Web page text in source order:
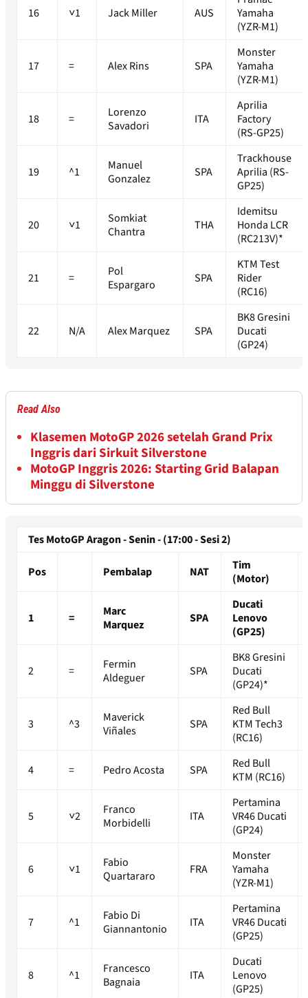
16 ˅1 Jack Miller AUS
Yamaha
(YZR-M1)
17 = Alex Rins SPA
Monster
Yamaha
(YZR-M1)
18 =
Lorenzo
Savadori
ITA
Aprilia
Factory
(RS-GP25)
19 ^1
Manuel
Gonzalez
SPA
Trackhouse
Aprilia (RS-
GP25)
20 ˅1
Somkiat
Chantra
THA
Idemitsu
Honda LCR
(RC213V)*
21 =
Pol
Espargaro
SPA
KTM Test
Rider
(RC16)
22 N/A Alex Marquez SPA
BK8 Gresini
Ducati
(GP24)
Read Also
Klasemen MotoGP 2026 setelah Grand Prix
Inggris dari Sirkuit Silverstone
MotoGP Inggris 2026: Starting Grid Balapan
Minggu di Silverstone
Tes MotoGP Aragon - Senin - (17:00 - Sesi 2)
Pos Pembalap NAT
Tim
(Motor)
1 =
Marc
Marquez
SPA
Ducati
Lenovo
(GP25)
2 =
Fermin
Aldeguer
SPA
BK8 Gresini
Ducati
(GP24)*
3 ^3
Maverick
Viñales
SPA
Red Bull
KTM Tech3
(RC16)
4 = Pedro Acosta SPA
Red Bull
KTM (RC16)
5 ˅2
Franco
Morbidelli
ITA
Pertamina
VR46 Ducati
(GP24)
6 ˅1
Fabio
Quartararo
FRA
Monster
Yamaha
(YZR-M1)
7 ^1
Fabio Di
Giannantonio
ITA
Pertamina
VR46 Ducati
(GP25)
8 ^1
Francesco
Bagnaia
ITA
Ducati
Lenovo
(GP25)